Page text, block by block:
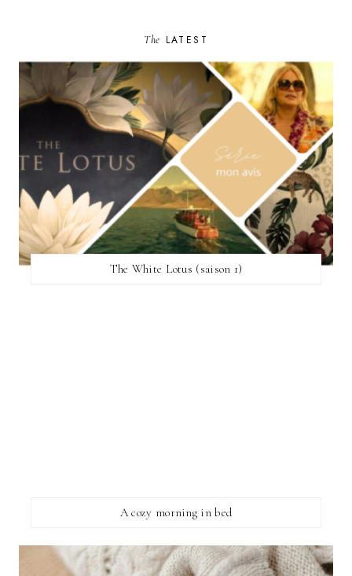
The LATEST
The White Lotus (saison 1)
A cozy morning in bed